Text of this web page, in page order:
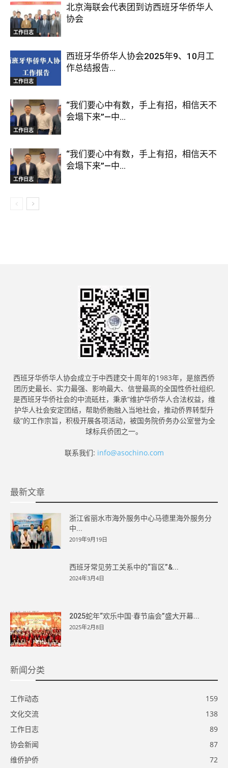
工作日志
北京海联会代表团到访西班牙华侨华人
协会
工作日志
西班牙华侨华人协会2025年9、10月工
作总结报告...
工作日志
“我们要心中有数，手上有招，相信天不
会塌下来”—中...
工作日志
“我们要心中有数，手上有招，相信天不
会塌下来”—中...
西班牙华侨华人协会成立于中西建交十周年的1983年，是旅西侨
团历史最长、实力最强、影响最大、信誉最高的全国性侨社组织,
是西班牙华侨社会的中流砥柱，秉承“维护华侨华人合法权益，维
护华人社会安定团结，帮助侨胞融入当地社会，推动侨界转型升
级”的工作宗旨，积极开展各项活动，被国务院侨务办公室誉为全
球标兵侨团之一。
联系我们: info@asochino.com
最新文章
浙江省丽水市海外服务中心马德里海外服务分
中...
2019年9月19日
西班牙常见劳工关系中的“盲区”&...
2024年3月4日
2025蛇年“欢乐中国·春节庙会”盛大开幕...
2025年2月8日
新闻分类
工作动态
159
文化交流
138
工作日志
89
协会新闻
87
维侨护侨
72